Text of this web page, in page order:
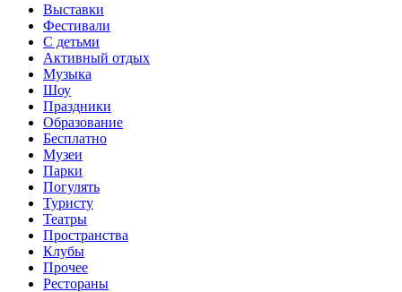
Выставки
Фестивали
С детьми
Активный отдых
Музыка
Шоу
Праздники
Образование
Бесплатно
Музеи
Парки
Погулять
Туристу
Театры
Пространства
Клубы
Прочее
Рестораны